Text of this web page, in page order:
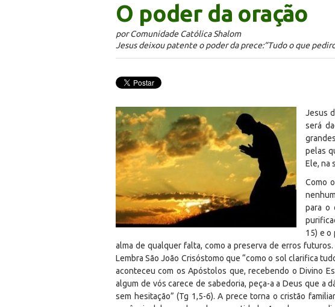
O poder da oração
por Comunidade Católica Shalom
Jesus deixou patente o poder da prece:“Tudo o que
Jesus
será
pelas
Ele, na
Como
para o
15) e o
alma de qualquer falta, como a preserva de erros
Lembra São João Crisóstomo que “como o sol clarifica
aconteceu com os Apóstolos que, recebendo o Divino
algum de vós carece de sabedoria, peça-a a Deus que a
sem hesitação” (Tg 1,5-6). A prece torna o cristão